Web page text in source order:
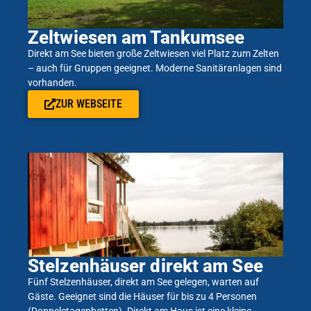
Zeltwiesen am Tankumsee
Direkt am See bieten große Zeltwiesen viel Platz zum Zelten
– auch für Gruppen geeignet. Moderne Sanitäranlagen sind
vorhanden.
ZUR WEBSEITE
Stelzenhäuser direkt am See
Fünf Stelzenhäuser, direkt am See gelegen, warten auf
Gäste. Geeignet sind die Häuser für bis zu 4 Personen